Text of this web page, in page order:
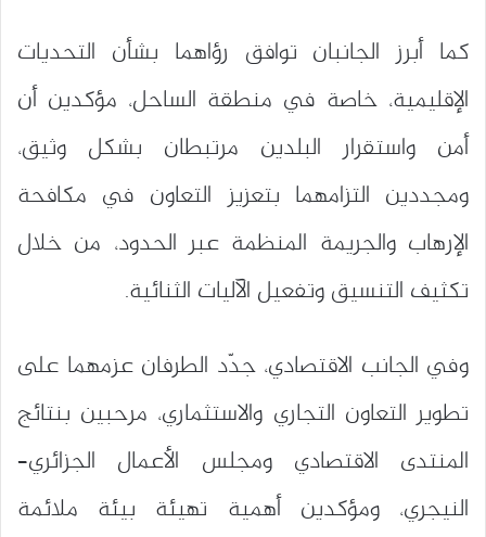
كما أبرز الجانبان توافق رؤاهما بشأن التحديات
الإقليمية، خاصة في منطقة الساحل، مؤكدين أن
أمن واستقرار البلدين مرتبطان بشكل وثيق،
ومجددين التزامهما بتعزيز التعاون في مكافحة
الإرهاب والجريمة المنظمة عبر الحدود، من خلال
تكثيف التنسيق وتفعيل الآليات الثنائية.
وفي الجانب الاقتصادي، جدّد الطرفان عزمهما على
تطوير التعاون التجاري والاستثماري، مرحبين بنتائج
المنتدى الاقتصادي ومجلس الأعمال الجزائري–
النيجري، ومؤكدين أهمية تهيئة بيئة ملائمة